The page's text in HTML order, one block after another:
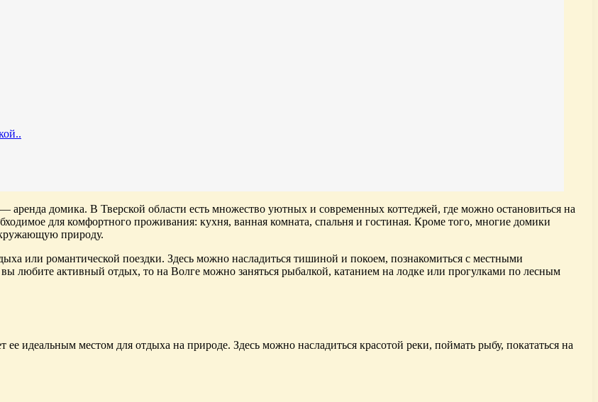
домика. В Тверской области есть множество уютных и современных коттеджей, где можно остановиться на
для комфортного проживания: кухня, ванная комната, спальня и гостиная. Кроме того, многие домики
природу.
или романтической поездки. Здесь можно насладиться тишиной и покоем, познакомиться с местными
любите активный отдых, то на Волге можно заняться рыбалкой, катанием на лодке или прогулками по лесным
ее идеальным местом для отдыха на природе. Здесь можно насладиться красотой реки, поймать рыбу, покататься на